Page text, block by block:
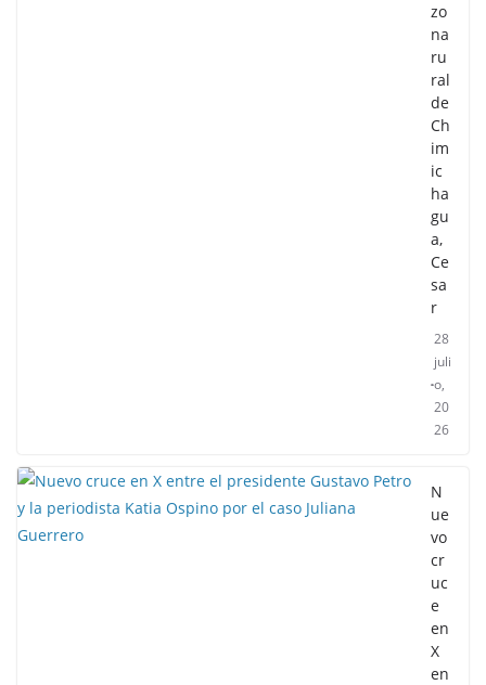
zo
na
ru
ral
de
Ch
im
ic
ha
gu
a,
Ce
sa
r
28
juli
o,
20
26
N
ue
vo
cr
uc
e
en
X
en